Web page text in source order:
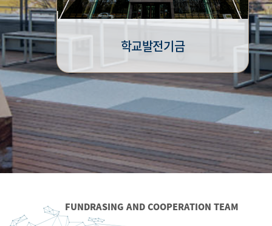
학교발전기금
FUNDRASING AND COOPERATION TEAM